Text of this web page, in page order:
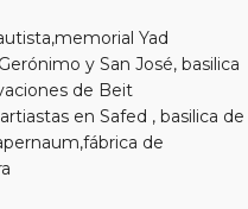
Yad
y San José, basilica
de Beit
en Safed , basilica de
de